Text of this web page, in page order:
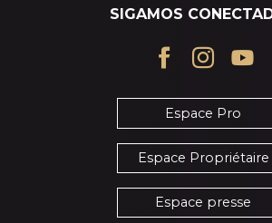
SIGAMOS
Espace Pro
Espace Propriétaire
Espace presse